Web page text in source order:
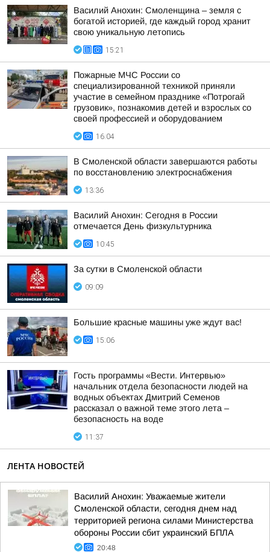
Василий Анохин: Смоленщина – земля с
богатой историей, где каждый город хранит
свою уникальную летопись
15:21
Пожарные МЧС России со
специализированной техникой приняли
участие в семейном празднике «Потрогай
грузовик», познакомив детей и взрослых со
своей профессией и оборудованием
16:04
В Смоленской области завершаются работы
по восстановлению электроснабжения
13:36
Василий Анохин: Сегодня в России
отмечается День физкультурника
10:45
За сутки в Смоленской области
09:09
Большие красные машины уже ждут вас!
15:06
Гость программы «Вести. Интервью»
начальник отдела безопасности людей на
водных объектах Дмитрий Семенов
рассказал о важной теме этого лета –
безопасность на воде
11:37
ЛЕНТА НОВОСТЕЙ
Василий Анохин: Уважаемые жители
Смоленской области, сегодня днем над
территорией региона силами Министерства
обороны России сбит украинский БПЛА
20:48